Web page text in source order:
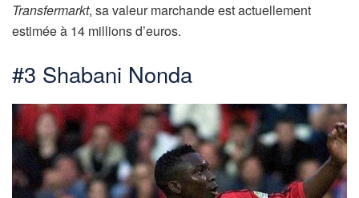
Transfermarkt, sa valeur marchande est actuellement
estimée à 14 millions d’euros.
#3 Shabani Nonda